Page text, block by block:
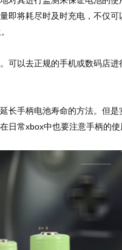
即将耗尽时及时充电，不仅
以去正规的手机或数码店进
手柄电池寿命的方法。但是
日常xbox中也要注意手柄的